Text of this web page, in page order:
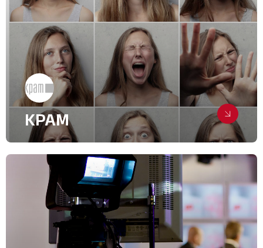
KPAM
Les relations de travail expliquées
Relations Presse
Ressources Humaines